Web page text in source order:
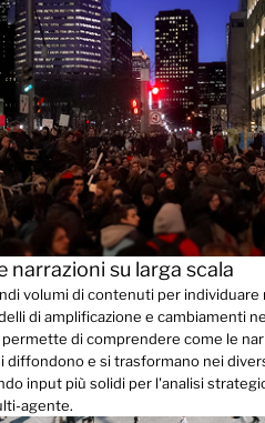
narrazioni su larga scala
volumi di contenuti per individuare
di amplificazione e cambiamenti
permette di comprendere come le
diffondono e si trasformano nei
input più solidi per l'analisi
agente.